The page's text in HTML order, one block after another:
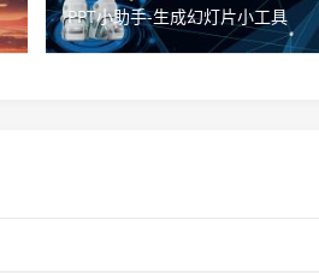
PPT小助手-生成幻灯片小工具